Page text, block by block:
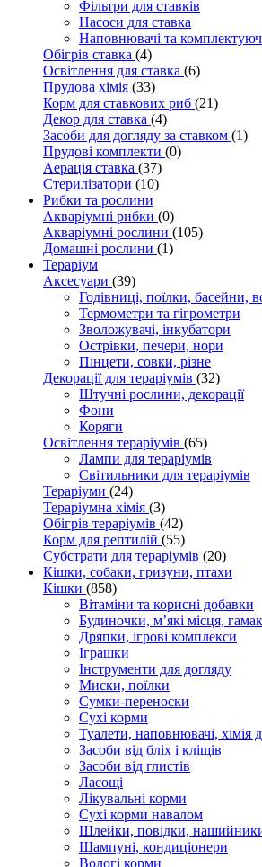
Фільтри для ставків
Насоси для ставка
Наповнювачі та
Обігрів ставка (4)
Освітлення для ставка (6)
Прудова хімія (33)
Корм для ставкових риб (21)
Декор для ставка (4)
Засоби для догляду за ставком (1)
Прудові комплекти (0)
Аерація ставка (37)
Стерилізатори (10)
Рибки та рослини
Акваріумні рибки (0)
Акваріумні рослини (105)
Домашні рослини (1)
Тераріум
Аксесуари (39)
Годівниці, поїлки, басейни,
Термометри та гігрометри
Зволожувачі, інкубатори
Острівки, печери, нори
Пінцети, совки, різне
Декорації для тераріумів (32)
Штучні рослини, декорації
Фони
Коряги
Освітлення тераріумів (65)
Лампи для тераріумів
Світильники для тераріумів
Тераріуми (24)
Тераріумна хімія (3)
Обігрів тераріумів (42)
Корм для рептилій (55)
Субстрати для тераріумів (20)
Кішки, собаки, гризуни, птахи
Кішки (858)
Вітаміни та корисні добавки
Будиночки, м’які місця,
Дряпки, ігрові комплекси
Іграшки
Інструменти для догляду
Миски, поїлки
Сумки-переноски
Сухі корми
Туалети, наповнювачі, хімія
Засоби від бліх і кліщів
Засоби від глистів
Ласощі
Лікувальні корми
Сухі корми навалом
Шлейки, повідки,
Шампуні, кондиціонери
Вологі корми